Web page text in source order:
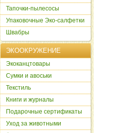
Тапочки-пылесосы
Упаковочные Эко-салфетки
Швабры
ЭКООКРУЖЕНИЕ
Экоканцтовары
Сумки и авоськи
Текстиль
Книги и журналы
Подарочные сертификаты
Уход за животными